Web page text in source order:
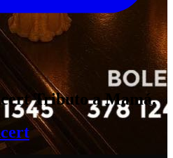
Tributo a Mamá.